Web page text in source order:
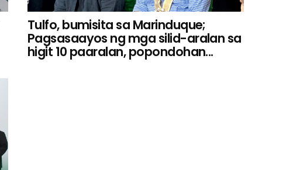
Tulfo, bumisita sa Marinduque;
Pagsasaayos ng mga silid-aralan sa
higit 10 paaralan, popondohan...